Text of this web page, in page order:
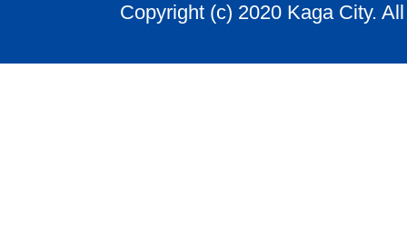
Copyright (c) 2020 Kaga City.